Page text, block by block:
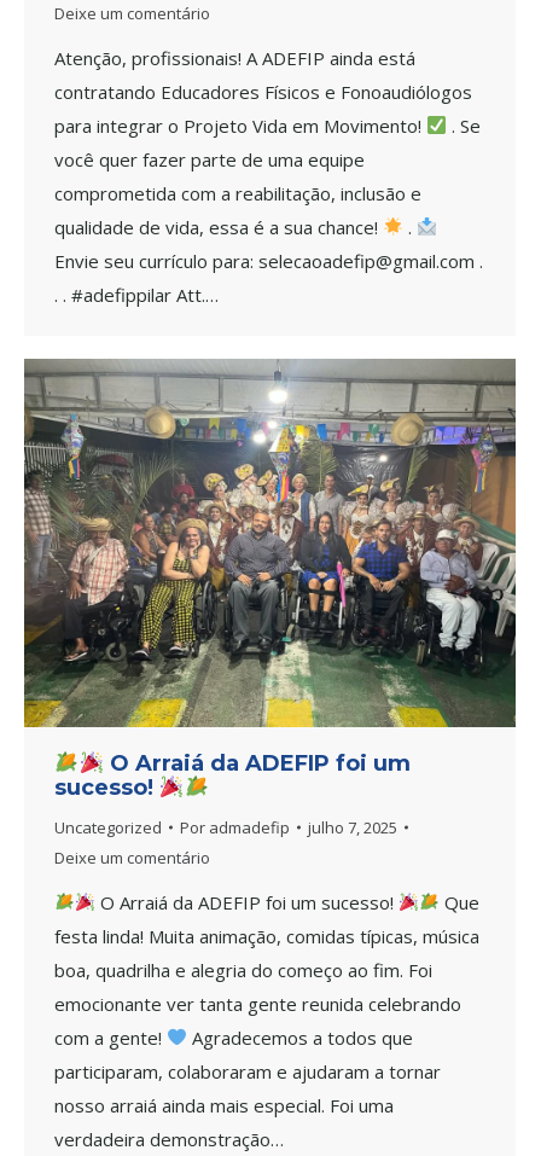
Deixe um comentário
Atenção, profissionais! A ADEFIP ainda está
contratando Educadores Físicos e Fonoaudiólogos
para integrar o Projeto Vida em Movimento!
. Se
você quer fazer parte de uma equipe
comprometida com a reabilitação, inclusão e
qualidade de vida, essa é a sua chance!
.
Envie seu currículo para: selecaoadefip@gmail.com .
. . #adefippilar Att.…
O Arraiá da ADEFIP foi um
sucesso!
Uncategorized Por admadefip
julho 7, 2025
Deixe um comentário
O Arraiá da ADEFIP foi um sucesso!
Que
festa linda! Muita animação, comidas típicas, música
boa, quadrilha e alegria do começo ao fim. Foi
emocionante ver tanta gente reunida celebrando
com a gente!
Agradecemos a todos que
participaram, colaboraram e ajudaram a tornar
nosso arraiá ainda mais especial. Foi uma
verdadeira demonstração…